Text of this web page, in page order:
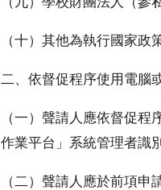
（十）其他為執行國家政
二、依督促程序使用電腦
（一）聲請人應依督促
作業平台」系統管理者識
（二）聲請人應於前項